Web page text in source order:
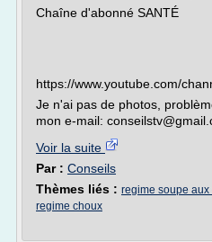
Chaîne d'abonné SANTÉ
https://www.youtube.com/
Je n'ai pas de photos,
mon e-mail:
Voir la suite
Par : Conseils
Thèmes liés : regime soupe
regime choux